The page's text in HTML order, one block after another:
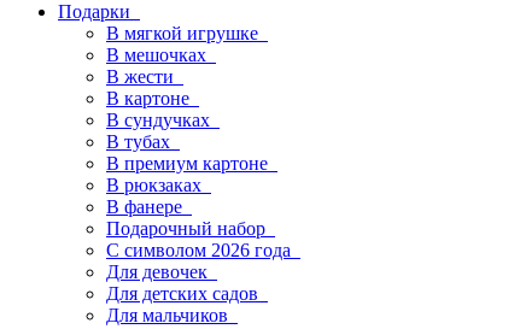
Подарки
В мягкой игрушке
В мешочках
В жести
В картоне
В сундучках
В тубах
В премиум картоне
В рюкзаках
В фанере
Подарочный набор
С символом 2026 года
Для девочек
Для детских садов
Для мальчиков